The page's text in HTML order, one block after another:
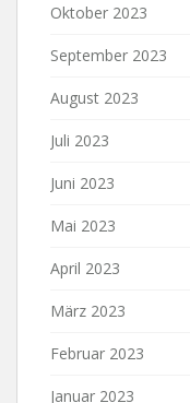
Oktober 2023
September 2023
August 2023
Juli 2023
Juni 2023
Mai 2023
April 2023
März 2023
Februar 2023
Januar 2023